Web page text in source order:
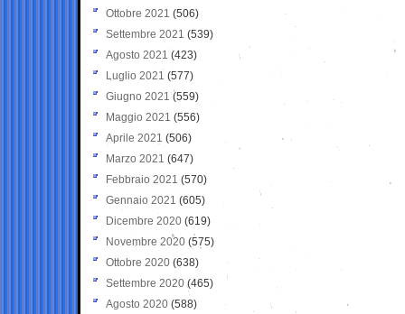
Ottobre 2021 (506)
Settembre 2021 (539)
Agosto 2021 (423)
Luglio 2021 (577)
Giugno 2021(559)
Maggio 2021 (556)
Aprile 2021 (506)
Marzo 2021 (647)
Febbraio 2021 (570)
Gennaio 2021 (605)
Dicembre 2020 (619)
Novembre 2020 (575)
Ottobre 2020 (638)
Settembre 2020(465)
Agosto 2020 (588)